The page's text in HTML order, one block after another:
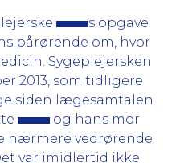
s opgave
pårørende om, hvor
Sygeplejersken
2013, som tidligere
siden lægesamtalen
og hans mor
nærmere vedrørende
var imidlertid ikke